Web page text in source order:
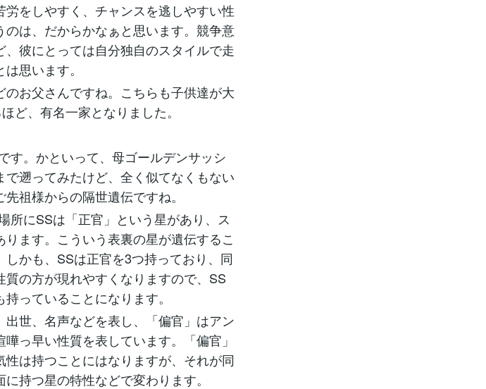
をしやすく、チャンスを逃しやすい性
は、だからかなぁと思います。競争意
彼にとっては自分独自のスタイルで走
思います。
お父さんですね。こちらも子供達が大
ど、有名一家となりました。
す。かといって、母ゴールデンサッシ
遡ってみたけど、全く似てなくもない
祖様からの隔世遺伝ですね。
所にSSは「正官」という星があり、ス
ます。こういう表裏の星が遺伝するこ
かも、SSは正官を3つ持っており、同
の方が現れやすくなりますので、SS
っていることになります。
出世、名声などを表し、「偏官」はアン
っ早い性質を表しています。「偏官」
は持つことにはなりますが、それが同
持つ星の特性などで変わります。